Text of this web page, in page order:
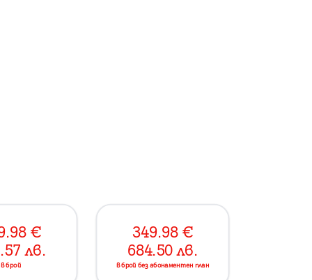
€
лв.
в брой
349.98 €
684.50 лв.
в брой без абонаментен план